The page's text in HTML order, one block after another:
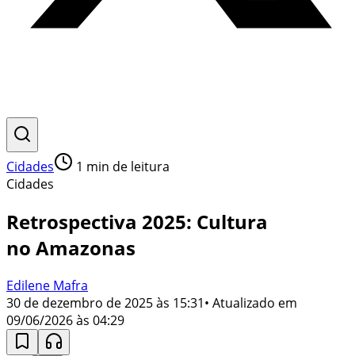
Cidades 1 min de leitura
Cidades
Retrospectiva 2025: Cultura
no Amazonas
Edilene Mafra
30 de dezembro de 2025 às 15:31• Atualizado em
09/06/2026 às 04:29